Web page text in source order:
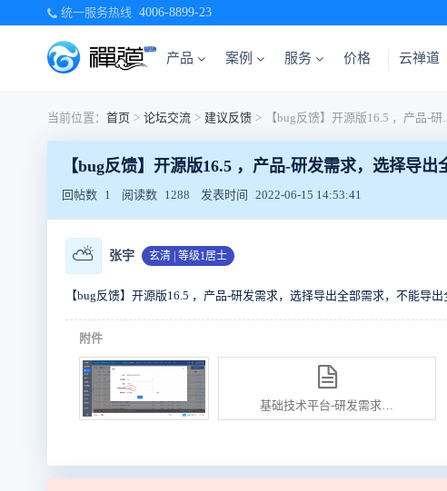
统一服务热线 4006-8899-23
产品 案例 服务 价格 云禅道
当前位置： 首页 > 论坛交流 > 建议反馈 > 【bug反馈】开源版
【bug反馈】开源版16.5 ，产品-研发需求，选择导
回帖数 1 阅读数 1288 发表时间 2022-06-15 14:53:41
⛅ 张宇 玄清 | 等级1居士
【bug反馈】开源版16.5 ，产品-研发需求，选择导出全部需求，不能导
附件
基础技术平台-研发需求.csv